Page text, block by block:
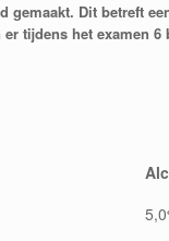
Dit betreft
tijdens het examen